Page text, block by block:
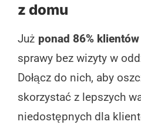
z domu
Już ponad 86% klientów
sprawy bez wizyty w
Dołącz do nich, aby
skorzystać z lepszych
niedostępnych dla